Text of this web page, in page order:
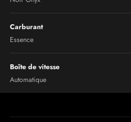
Carburant
Essence
Boîte de vitesse
Automatique